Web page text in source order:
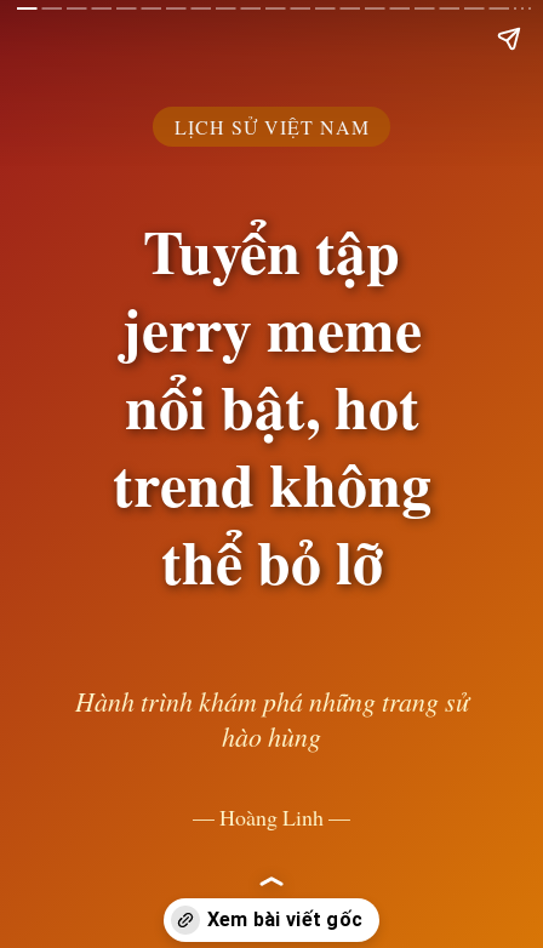
LỊCH SỬ VIỆT NAM
Tuyển tập
jerry meme
nổi bật, hot
trend không
thể bỏ lỡ
Hành trình khám phá những trang sử
hào hùng
— Hoàng Linh —